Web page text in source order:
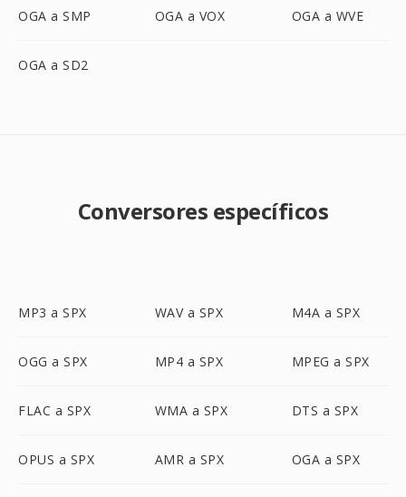
OGA a SMP OGA a VOX OGA a WVE
OGA a SD2
Conversores específicos
MP3 a SPX WAV a SPX M4A a SPX
OGG a SPX MP4 a SPX MPEG a SPX
FLAC a SPX WMA a SPX DTS a SPX
OPUS a SPX AMR a SPX OGA a SPX